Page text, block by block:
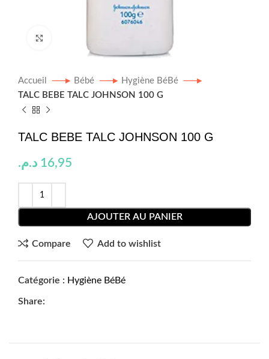
Accueil Bébé
Hygiène BéBé
TALC BEBE TALC JOHNSON 100 G
TALC BEBE TALC JOHNSON 100 G
16,95 د.م.
AJOUTER AU PANIER
Compare Add to wishlist
Catégorie : Hygiène BéBé
Share: